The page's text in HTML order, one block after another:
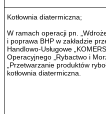
Kotłownia diatermiczna;
W ramach operacji pn.
i poprawa BHP w zakładzie
Handlowo-Usługowe
Operacyjnego „Rybactwo i
„Przetwarzanie produktów
kotłownia diatermiczna.